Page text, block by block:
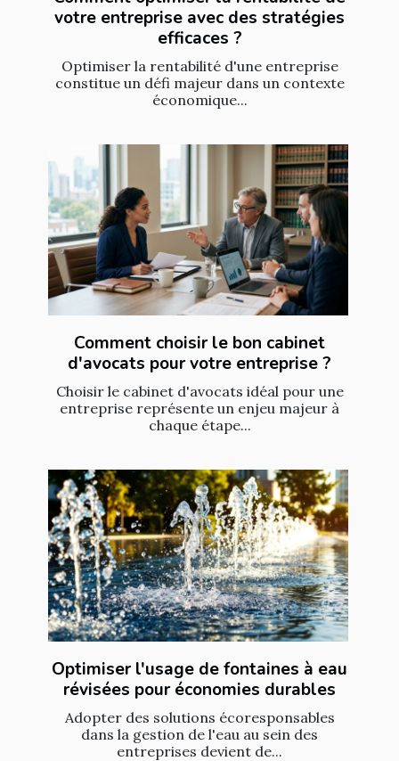
votre entreprise avec des stratégies
efficaces ?
Optimiser la rentabilité d'une entreprise
constitue un défi majeur dans un contexte
économique...
Comment choisir le bon cabinet
d'avocats pour votre entreprise ?
Choisir le cabinet d'avocats idéal pour une
entreprise représente un enjeu majeur à
chaque étape...
Optimiser l'usage de fontaines à eau
révisées pour économies durables
Adopter des solutions écoresponsables
dans la gestion de l'eau au sein des
entreprises devient de...